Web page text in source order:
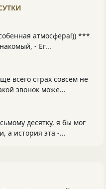
атмосфера!)) ***
- Ег...
всего страх совсем не
звонок може...
десятку, я бы мог
а история эта -...